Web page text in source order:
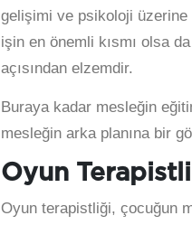
gelişimi ve psikoloji üzerine
işin en önemli kısmı olsa
açısından elzemdir.
Buraya kadar mesleğin
mesleğin arka planına bir
Oyun
Oyun terapistliği, çocuğun